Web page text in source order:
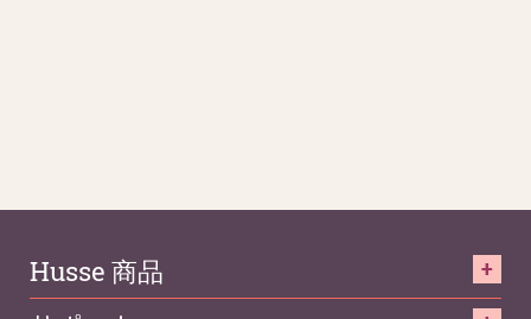
Husse 商品